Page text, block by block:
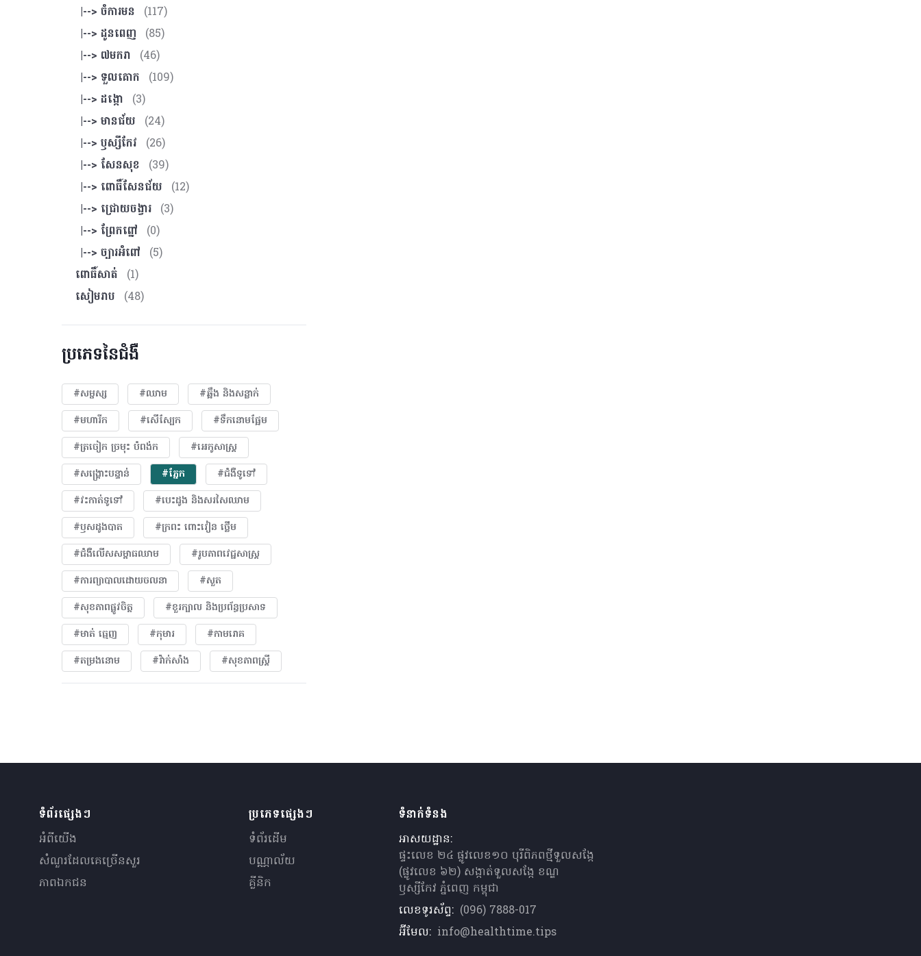
|--> ចំការមន
(117)
|--> ដូនពេញ
(85)
|--> ៧មករា
(46)
|--> ទួលគោក
(109)
|--> ដង្កោ
(3)
|--> មានជ័យ
(24)
|--> ឫស្សីកែវ
(26)
|--> សែនសុខ
(39)
|--> ពោធិ៍សែនជ័យ
(12)
|--> ជ្រោយចង្វារ (3)
|--> ព្រែកព្នៅ
(0)
|--> ច្បារអំពៅ
(5)
ពោធិ៍សាត់
(1)
សៀមរាប
(48)
ប្រភេទនៃជំងឺ
#សម្ផស្ស #ឈាម
#ឆ្អឹង និងសន្លាក់
#មហារីក​
#សើស្បែក
#ទឹកនោមផ្អែម
#ត្រចៀក ច្រមុះ បំពង់ក
#អេកូសាស្រ្ត
#សង្គ្រោះបន្ទាន់
#ភ្នែក​
#ជំងឺទូទៅ
#វះកាត់ទូទៅ
#បេះដូង​ និងសរសៃឈាម
#ឫសដូងបាត
#ក្រពះ ពោះវៀន ថ្លើម
#ជំងឺលើសសម្ពាធឈាម
#​រូបភាពវេជ្ជសាស្រ្ត
#ការព្យាបាលដោយ​ចលនា
#សួត
#សុខភាពផ្លូវចិត្ត
#ខួរក្បាល និងប្រព័ន្ធប្រសាទ
#មាត់ ធ្មេញ
#កុមារ
#កាមរោគ
#តម្រងនោម
#វ៉ាក់សាំង #សុខភាពស្រ្តី
ទំព័រផ្សេងៗ
អំពីយើង
សំណួរ​ដែលគេ​ច្រើន​សួរ
ភាពឯកជន
ប្រភេទផ្សេងៗ
ទំព័រដើម
បណ្ណាល័យ
គ្លីនិក
ទំនាក់ទំនង
អាសយដ្ឋាន:
ផ្ទះលេខ ២៤ ផ្លូវលេខ១០ បុរីពិភពថ្មីទួលសង្កែ
(ផ្លូវលេខ ៦២) សង្កាត់ទួលសង្កែ ខណ្ឌ
ឫស្សីកែវ ភ្នំពេញ កម្ពុជា
លេខទូរស័ព្ទ: (096) 7888-017
អ៊ីមែល: info@healthtime.tips